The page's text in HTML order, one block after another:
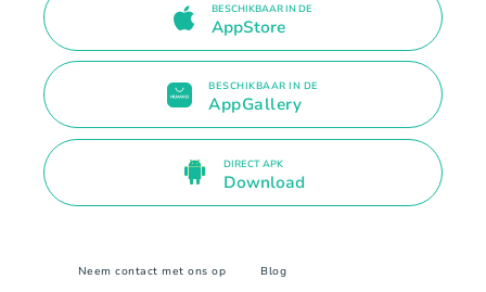
BESCHIKBAAR IN DE
AppStore
BESCHIKBAAR IN DE
AppGallery
DIRECT APK
Download
Neem contact met ons op Blog